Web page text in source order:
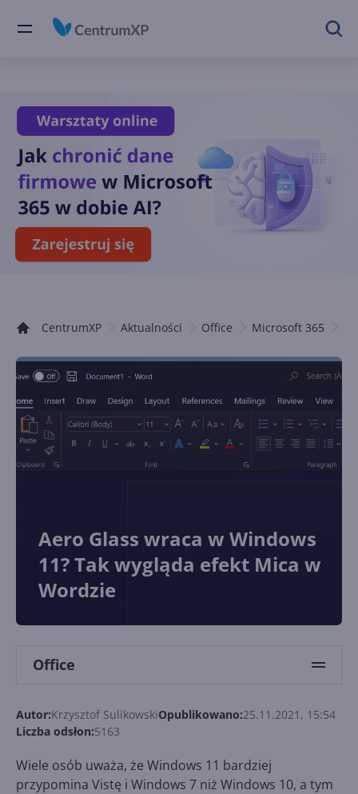
CentrumXP Aktualności Office Microsoft 365
Aero Glass wraca w Windows
11? Tak wygląda efekt Mica w
Wordzie
Office
Autor:Krzysztof SulikowskiOpublikowano:25.11.2021, 15:54
Liczba odsłon:5163
Wiele osób uważa, że Windows 11 bardziej
przypomina Vistę i Windows 7 niż Windows 10, a tym